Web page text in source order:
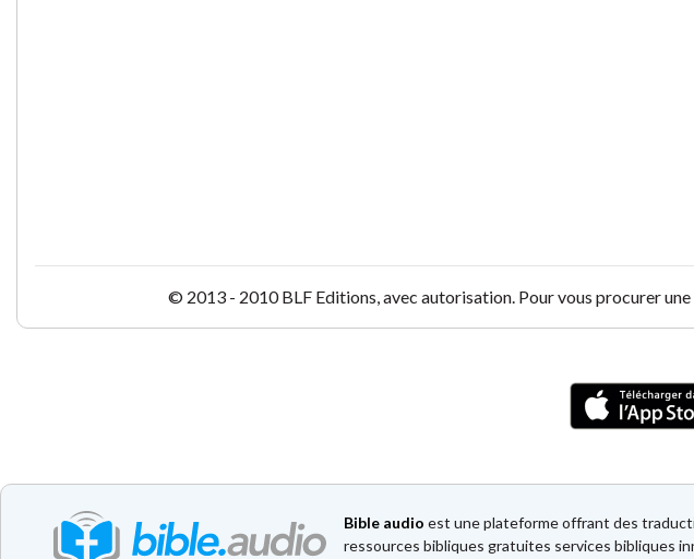
© 2013 - 2010 BLF Editions, avec autorisation. Pour vous procurer
Bible audio est une plateforme offrant des
ressources bibliques gratuites services bibliques